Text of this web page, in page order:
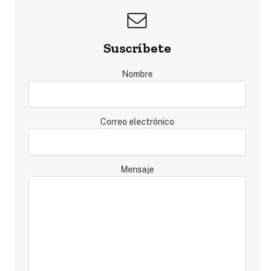
Suscríbete
Nombre
Correo electrónico
Mensaje